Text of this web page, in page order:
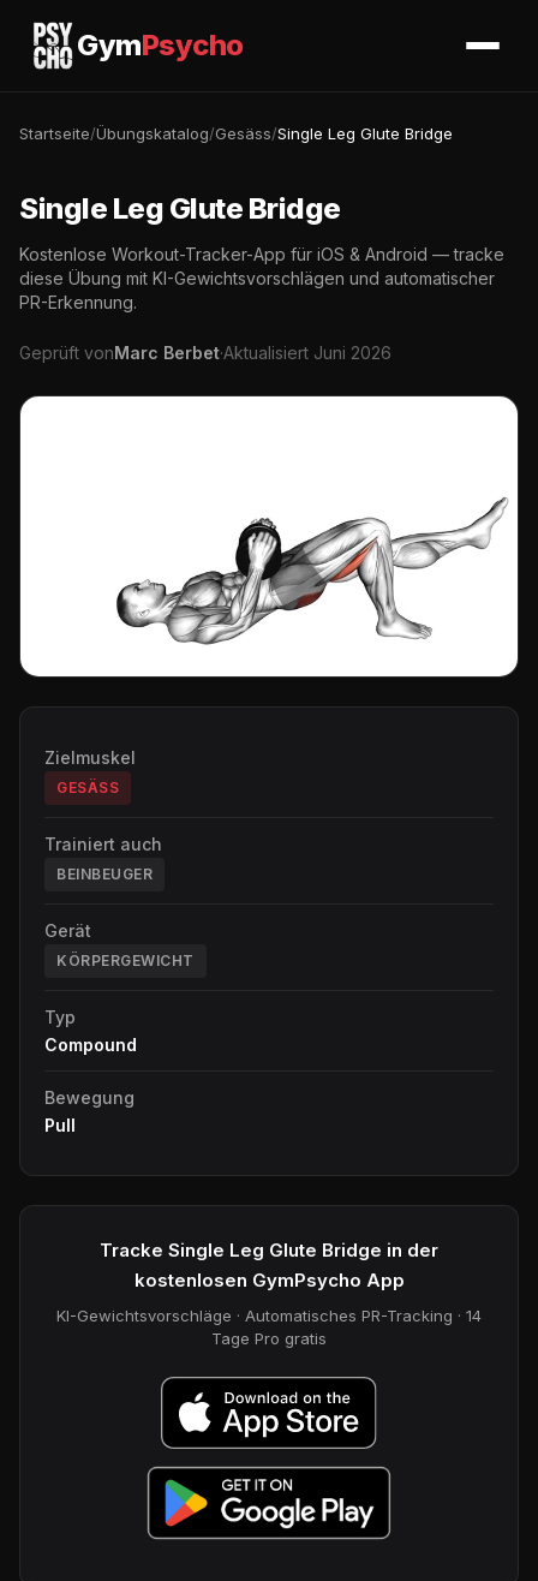
GymPsycho
Startseite/Übungskatalog/Gesäss/Single Leg Glute Bridge
Single Leg Glute Bridge
Kostenlose Workout-Tracker-App für iOS & Android — tracke
diese Übung mit KI-Gewichtsvorschlägen und automatischer
PR-Erkennung.
Geprüft vonMarc Berbet·Aktualisiert Juni 2026
Zielmuskel
GESÄSS
Trainiert auch
BEINBEUGER
Gerät
KÖRPERGEWICHT
Typ
Compound
Bewegung
Pull
Tracke Single Leg Glute Bridge in der
kostenlosen GymPsycho App
KI-Gewichtsvorschläge · Automatisches PR-Tracking · 14
Tage Pro gratis